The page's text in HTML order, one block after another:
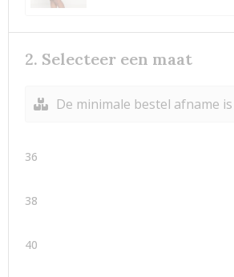
2. Selecteer een maat
De minimale bestel afname
36
38
40